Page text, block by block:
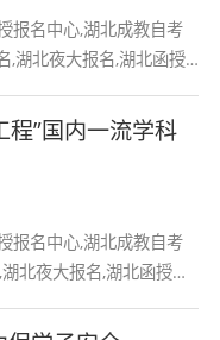
网站，进行模拟
及录取结果。
果仅表示考生通
我校进行网络
报名中心,湖北成教自考
,湖北夜大报名,湖北函授
程”国内一流学科
报名中心,湖北成教自考
北夜大报名,湖北函授报